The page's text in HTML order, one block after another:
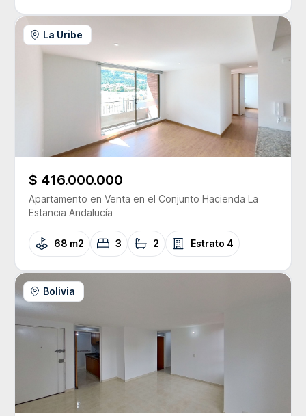
La Uribe
$ 416.000.000
Apartamento en Venta en el Conjunto Hacienda La
Estancia Andalucía
68 m2 3 2 Estrato 4
Bolivia